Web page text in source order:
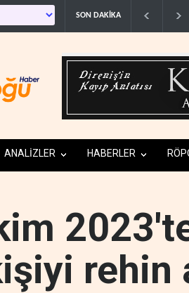
SON DAKİKA
Trump, Hürmüz Boğazı denetimini
ANALİZLER HABERLER
rehin